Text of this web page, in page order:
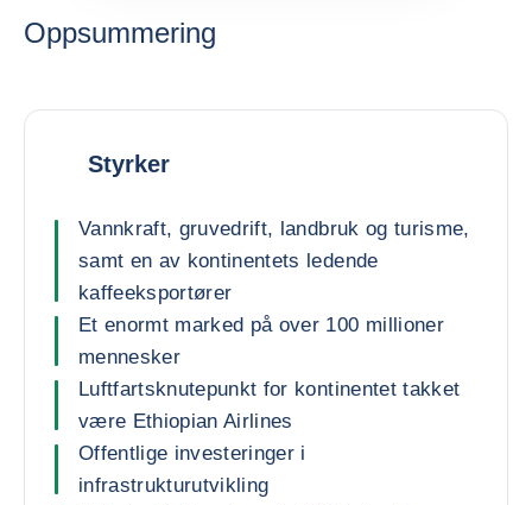
Oppsummering
Styrker
Vannkraft, gruvedrift, landbruk og turisme,
samt en av kontinentets ledende
kaffeeksportører
Et enormt marked på over 100 millioner
mennesker
Luftfartsknutepunkt for kontinentet takket
være Ethiopian Airlines
Offentlige investeringer i
infrastrukturutvikling